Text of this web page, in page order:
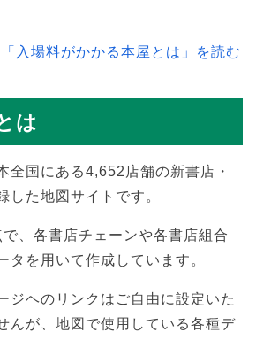
「入場料がかかる本屋とは」を読む
は
全国にある4,652店舗の新書店・
した地図サイトです。
、各書店チェーンや各書店組合
タを用いて作成しています。
ジヘのリンクはご自由に設定いた
んが、地図で使用している各種デ